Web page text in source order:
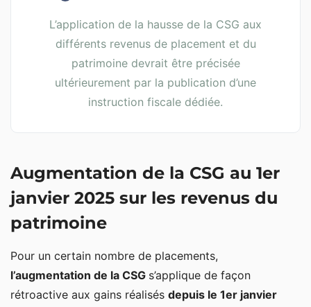
L’application de la hausse de la CSG aux
différents revenus de placement et du
patrimoine devrait être précisée
ultérieurement par la publication d’une
instruction fiscale dédiée.
Augmentation de la CSG au 1er
janvier 2025 sur les revenus du
patrimoine
Pour un certain nombre de placements,
l’augmentation de la CSG s’applique de façon
rétroactive aux gains réalisés depuis le 1er janvier